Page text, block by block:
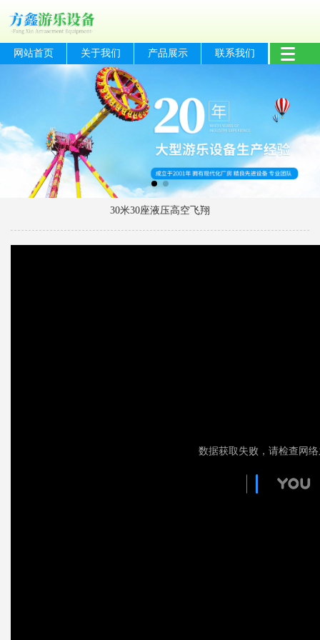
网站首页 关于我们 产品展示 联系我们
30米30座液压高空飞翔